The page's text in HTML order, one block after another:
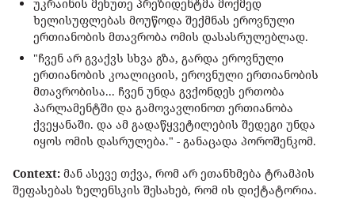
უკრაინის მეხუთე პრეზიდენტმა მოქმედ
ხელისუფლებას მოუწოდა შექმნას ეროვნული
ერთიანობის მთავრობა ომის დასასრულებლად.
"ჩვენ არ გვაქვს სხვა გზა, გარდა ეროვნული
ერთიანობის კოალიციის, ეროვნული ერთიანობის
მთავრობისა... ჩვენ უნდა გვქონდეს ერთობა
პარლამენტში და გამოვავლინოთ ერთიანობა
ქვეყანაში. და ამ გადაწყვეტილების შედეგი უნდა
იყოს ომის დასრულება." - განაცადა პოროშენკომ.
Context: მან ასევე თქვა, რომ არ ეთანხმება ტრამპის
შეფასებას ზელენსკის შესახებ, რომ ის დიქტატორია.